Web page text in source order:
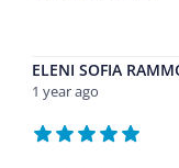
ELENI SOFIA
1 year ago